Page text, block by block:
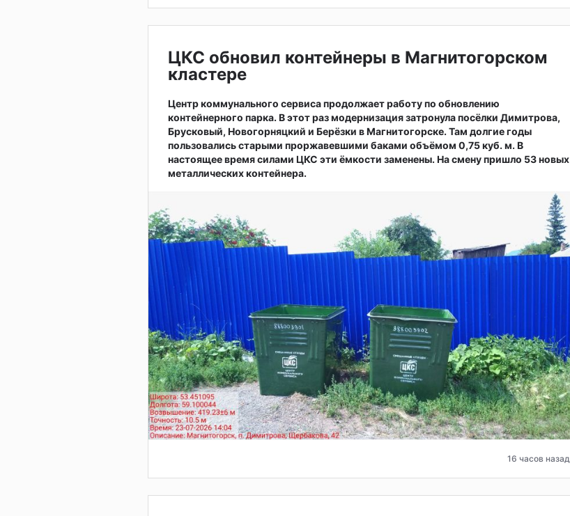
ЦКС обновил контейнеры в Магнитогорском
кластере
Центр коммунального сервиса продолжает работу по обновлению
контейнерного парка. В этот раз модернизация затронула посёлки Димитрова,
Брусковый, Новогорняцкий и Берёзки в Магнитогорске. Там долгие годы
пользовались старыми проржавевшими баками объёмом 0,75 куб. м. В
настоящее время силами ЦКС эти ёмкости заменены. На смену пришло 53 новых
металлических контейнера.
16 часов назад